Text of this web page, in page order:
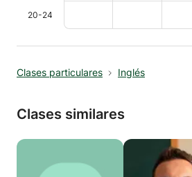
20-24
Clases particulares Inglés
Clases similares